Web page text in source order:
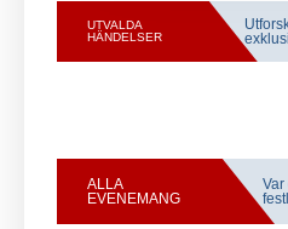
UTVALDA
HÄNDELSER
ALLA
EVENEMANG